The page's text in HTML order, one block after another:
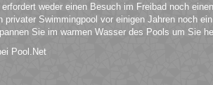
weder einen Besuch im Freibad noch
privater Swimmingpool vor einigen Jahren noch
Sie im warmen Wasser des Pools um Sie